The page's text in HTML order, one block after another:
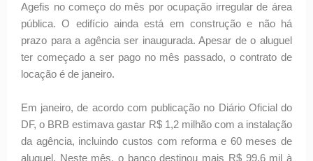
Agefis no começo do mês por ocupação irregular de área
pública. O edifício ainda está em construção e não há
prazo para a agência ser inaugurada. Apesar de o aluguel
ter começado a ser pago no mês passado, o contrato de
locação é de janeiro.
Em janeiro, de acordo com publicação no Diário Oficial do
DF, o BRB estimava gastar R$ 1,2 milhão com a instalação
da agência, incluindo custos com reforma e 60 meses de
aluguel. Neste mês, o banco destinou mais R$ 99,6 mil à